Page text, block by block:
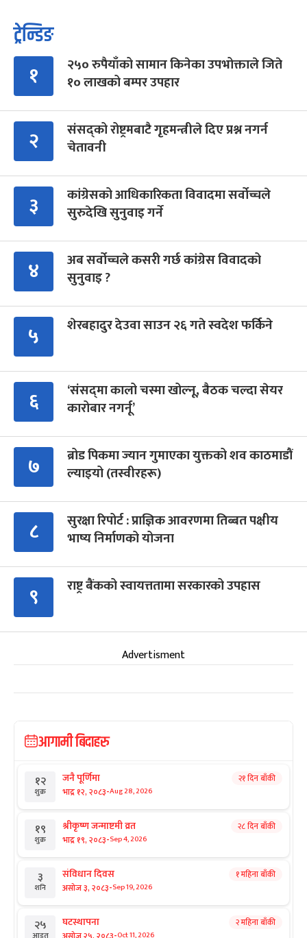
ट्रेन्डिङ
१
२५० रुपैयाँको सामान किनेका उपभोक्ताले जिते
१० लाखको बम्पर उपहार
२
संसद्को रोष्ट्रमबाटै गृहमन्त्रीले दिए प्रश्न नगर्न
चेतावनी
३
कांग्रेसको आधिकारिकता विवादमा सर्वोच्चले
सुरुदेखि सुनुवाइ गर्ने
४
अब सर्वोच्चले कसरी गर्छ कांग्रेस विवादको
सुनुवाइ ?
५ शेरबहादुर देउवा साउन २६ गते स्वदेश फर्किने
६
‘संसद्‍मा कालो चस्मा खोल्नू, बैठक चल्दा सेयर
कारोबार नगर्नू’
७
ब्रोड पिकमा ज्यान गुमाएका युक्तको शव काठमाडौं
ल्याइयो (तस्वीरहरू)
८
सुरक्षा रिपोर्ट : प्राज्ञिक आवरणमा तिब्बत पक्षीय
भाष्य निर्माणको योजना
९ राष्ट्र बैंकको स्वायत्ततामा सरकारको उपहास
Advertisment
आगामी बिदाहरु
१२
शुक्र
जनै पूर्णिमा
भाद्र १२, २०८३-Aug 28, 2026
२१ दिन बाँकी
१९
शुक्र
श्रीकृष्ण जन्माष्टमी व्रत
भाद्र १९, २०८३-Sep 4, 2026
२८ दिन बाँकी
३
शनि
संविधान दिवस
असोज ३, २०८३-Sep 19, 2026
१ महिना बाँकी
२५ घटस्थापना
Oct 11, 2026
२ महिना बाँकी